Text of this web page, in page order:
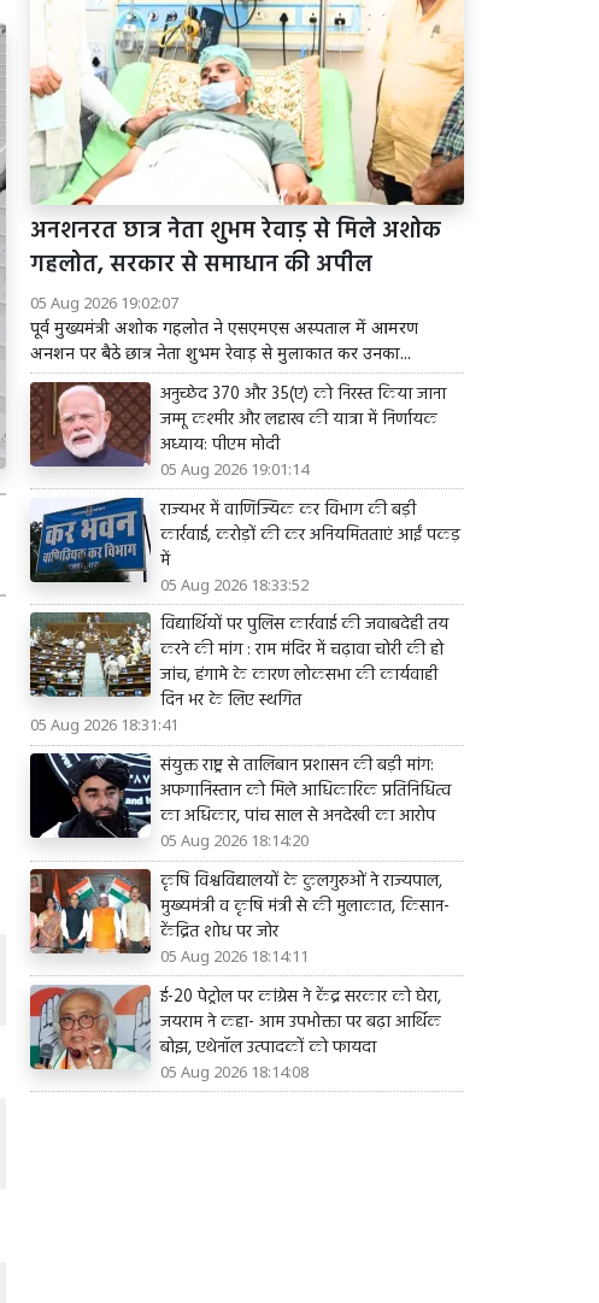
अनशनरत छात्र नेता शुभम रेवाड़ से मिले अशोक
गहलोत, सरकार से समाधान की अपील
05 Aug 2026 19:02:07
पूर्व मुख्यमंत्री अशोक गहलोत ने एसएमएस अस्पताल में आमरण
अनशन पर बैठे छात्र नेता शुभम रेवाड़ से मुलाकात कर उनका...
अनुच्छेद 370 और 35(ए) को निरस्त किया जाना
जम्मू कश्मीर और लद्दाख की यात्रा में निर्णायक
अध्याय: पीएम मोदी
05 Aug 2026 19:01:14
राज्यभर में वाणिज्यिक कर विभाग की बड़ी
कार्रवाई, करोड़ों की कर अनियमितताएं आईं पकड़
में
05 Aug 2026 18:33:52
विद्यार्थियों पर पुलिस कार्रवाई की जवाबदेही तय
करने की मांग : राम मंदिर में चढ़ावा चोरी की हो
जांच, हंगामे के कारण लोकसभा की कार्यवाही
दिन भर के लिए स्थगित
05 Aug 2026 18:31:41
संयुक्त राष्ट्र से तालिबान प्रशासन की बड़ी मांग:
अफगानिस्तान को मिले आधिकारिक प्रतिनिधित्व
का अधिकार, पांच साल से अनदेखी का आरोप
05 Aug 2026 18:14:20
कृषि विश्वविद्यालयों के कुलगुरुओं ने राज्यपाल,
मुख्यमंत्री व कृषि मंत्री से की मुलाकात, किसान-
केंद्रित शोध पर जोर
05 Aug 2026 18:14:11
ई-20 पेट्रोल पर कांग्रेस ने केंद्र सरकार को घेरा,
जयराम ने कहा- आम उपभोक्ता पर बढ़ा आर्थिक
बोझ, एथेनॉल उत्पादकों को फायदा
05 Aug 2026 18:14:08